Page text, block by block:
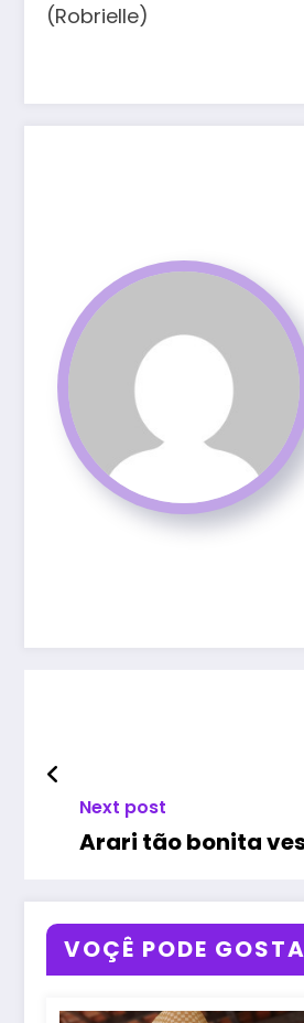
(Robrielle)
Next post
Arari tão bonita
VOÇÊ PODE